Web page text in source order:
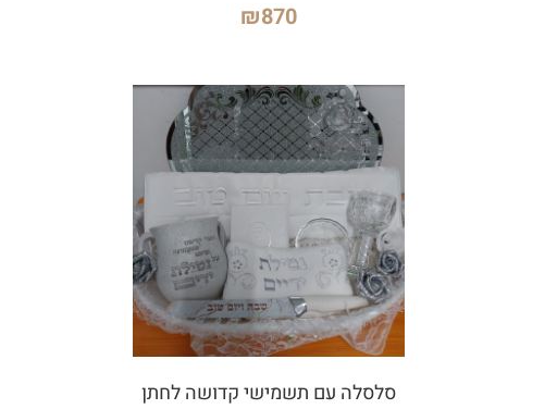
₪870
סלסלה עם תשמישי קדושה לחתן